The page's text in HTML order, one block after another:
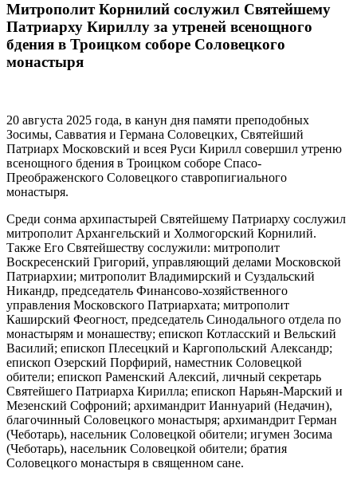
Митрополит Корнилий сослужил Святейшему
Патриарху Кириллу за утреней всенощного
бдения в Троицком соборе Соловецкого
монастыря
20 августа 2025 года, в канун дня памяти преподобных
Зосимы, Савватия и Германа Соловецких, Святейший
Патриарх Московский и всея Руси Кирилл совершил утреню
всенощного бдения в Троицком соборе Спасо-
Преображенского Соловецкого ставропигиального
монастыря.
Среди сонма архипастырей Святейшему Патриарху сослужил
митрополит Архангельский и Холмогорский Корнилий.
Также Его Святейшеству сослужили: митрополит
Воскресенский Григорий, управляющий делами Московской
Патриархии; митрополит Владимирский и Суздальский
Никандр, председатель Финансово-хозяйственного
управления Московского Патриархата; митрополит
Каширский Феогност, председатель Синодального отдела по
монастырям и монашеству; епископ Котласский и Вельский
Василий; епископ Плесецкий и Каргопольский Александр;
епископ Озерский Порфирий, наместник Соловецкой
обители; епископ Раменский Алексий, личный секретарь
Святейшего Патриарха Кирилла; епископ Нарьян-Марский и
Мезенский Софроний; архимандрит Ианнуарий (Недачин),
благочинный Соловецкого монастыря; архимандрит Герман
(Чеботарь), насельник Соловецкой обители; игумен Зосима
(Чеботарь), насельник Соловецкой обители; братия
Соловецкого монастыря в священном сане.